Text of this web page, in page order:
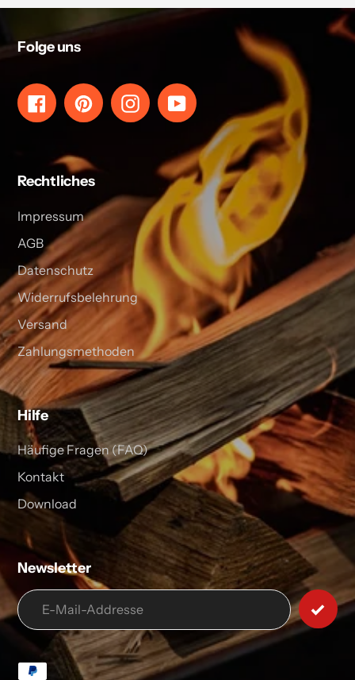
Folge uns
FacebookPinterestInstagramYouTube
Rechtliches
Impressum
AGB
Datenschutz
Widerrufsbelehrung
Versand
Zahlungsmethoden
Hilfe
Häufige Fragen (FAQ)
Kontakt
Download
Newsletter
Zahlungsarten